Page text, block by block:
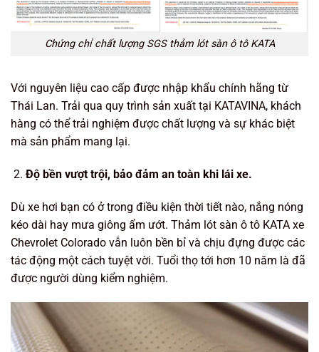
Chứng chỉ chất lượng SGS thảm lót sàn ô tô KATA
Với nguyên liệu cao cấp được nhập khẩu chính hãng từ
Thái Lan. Trải qua quy trình sản xuất tại KATAVINA, khách
hàng có thể trải nghiệm được chất lượng và sự khác biệt
mà sản phẩm mang lại.
Độ bền vượt trội, bảo đảm an toàn khi lái xe.
Dù xe hơi bạn có ở trong điều kiện thời tiết nào, nắng nóng
kéo dài hay mưa giông ẩm ướt. Thảm lót sàn ô tô KATA xe
Chevrolet Colorado vẫn luôn bền bỉ và chịu đựng được các
tác động một cách tuyệt vời. Tuổi thọ tới hơn 10 năm là đã
được người dùng kiểm nghiệm.